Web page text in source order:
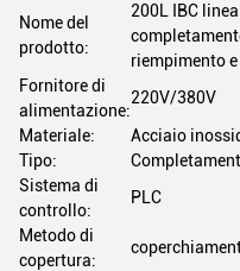
Nome del
prodotto:
200L IBC
riempimento
Fornitore di
alimentazione:
220V/380V
Materiale:
Acciaio
Tipo:
Sistema di
controllo:
PLC
Metodo di
copertura: